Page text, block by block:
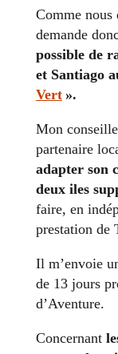
Comme nous
demande
possible de
et Santiago
Vert».
Mon
partenaire
adapter son
deux iles
faire, en
prestation de
Il m’envoie
de 13 jours
d’Aventure.
Concernant